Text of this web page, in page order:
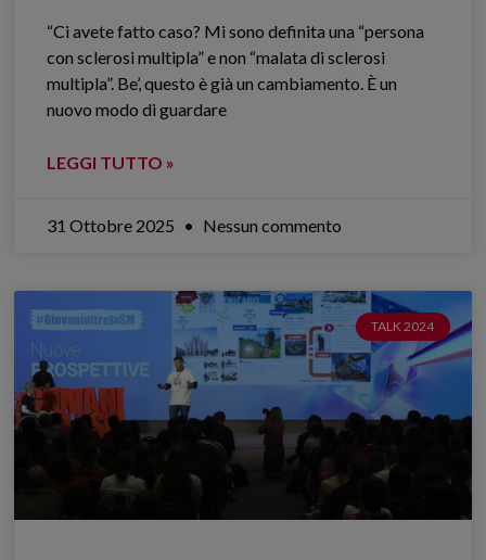
“Ci avete fatto caso? Mi sono definita una “persona
con sclerosi multipla” e non “malata di sclerosi
multipla”. Be’, questo è già un cambiamento. È un
nuovo modo di guardare
LEGGI TUTTO »
31 Ottobre 2025 Nessun commento
TALK 2024